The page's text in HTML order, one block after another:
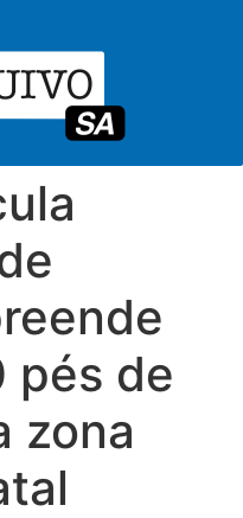
pés de
zona